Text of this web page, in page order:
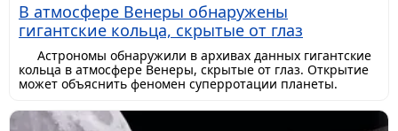
В атмосфере Венеры обнаружены
гигантские кольца, скрытые от глаз
Астрономы обнаружили в архивах данных гигантские
кольца в атмосфере Венеры, скрытые от глаз. Открытие
может объяснить феномен суперротации планеты.